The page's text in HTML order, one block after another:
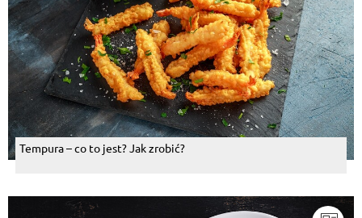
Tempura – co to jest? Jak zrobić?